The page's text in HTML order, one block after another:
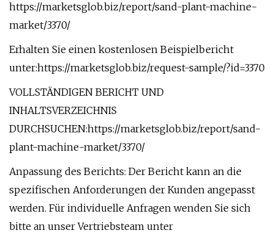
https://marketsglob.biz/report/sand-plant-machine-
market/3370/
Erhalten Sie einen kostenlosen Beispielbericht
unter:https://marketsglob.biz/request-sample/?id=3370
VOLLSTÄNDIGEN BERICHT UND
INHALTSVERZEICHNIS
DURCHSUCHEN:https://marketsglob.biz/report/sand-
plant-machine-market/3370/
Anpassung des Berichts: Der Bericht kann an die
spezifischen Anforderungen der Kunden angepasst
werden. Für individuelle Anfragen wenden Sie sich
bitte an unser Vertriebsteam unter